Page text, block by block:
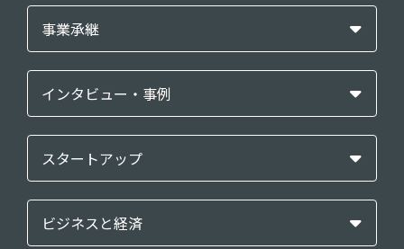
事業承継
インタビュー・事例
スタートアップ
ビジネスと経済